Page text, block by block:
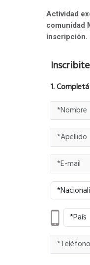
Actividad
comunidad
inscripción.